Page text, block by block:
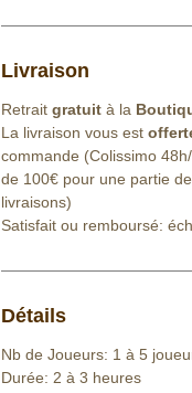
Livraison
Retrait gratuit à la
La livraison vous est
commande (Colissimo
de 100€ pour une partie
livraisons)
Satisfait ou remboursé:
Détails
Nb de Joueurs: 1 à 5
Durée: 2 à 3 heures